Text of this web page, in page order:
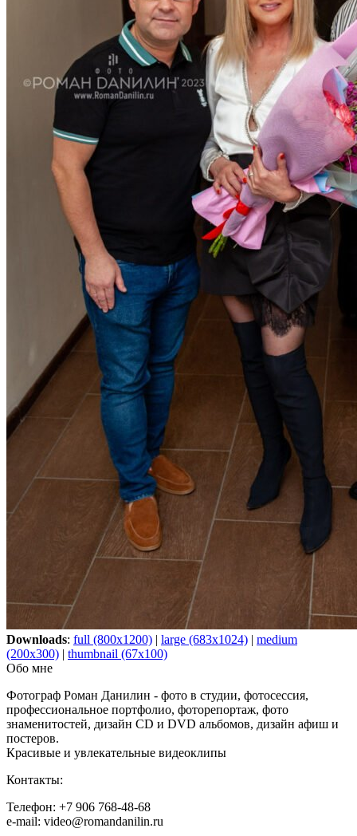
Downloads: full (800x1200) | large (683x1024) | medium
(200x300) | thumbnail (67x100)
Обо мне
Фотограф Роман Данилин - фото в студии, фотосессия,
профессиональное портфолио, фоторепортаж, фото
знаменитостей, дизайн CD и DVD альбомов, дизайн афиш и
постеров.
Красивые и увлекательные видеоклипы
Контакты:
Телефон: +7 906 768-48-68
e-mail: video@romandanilin.ru